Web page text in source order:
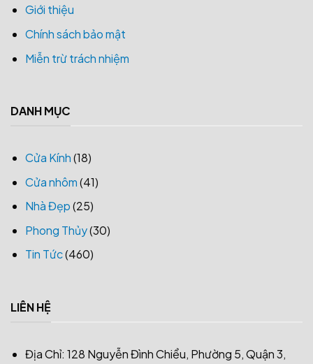
Giới thiệu
Chính sách bảo mật
Miễn trừ trách nhiệm
DANH MỤC
Cửa Kính(18)
Cửa nhôm(41)
Nhà Đẹp(25)
Phong Thủy(30)
Tin Tức(460)
LIÊN HỆ
Địa Chỉ: 128 Nguyễn Đình Chiểu, Phường 5, Quận 3,